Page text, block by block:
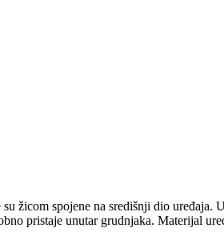
žicom spojene na središnji dio
pristaje unutar grudnjaka. Materijal